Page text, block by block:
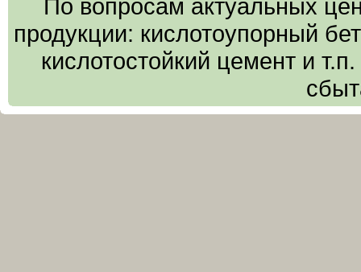
По вопросам актуальных
продукции: кислотоупорный
кислотостойкий цемент и